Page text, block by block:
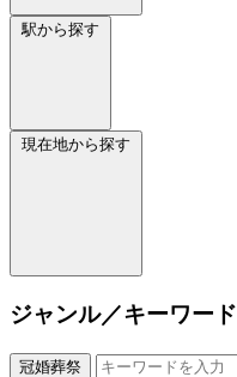
駅から探す
現在地から探す
ジャンル／キーワード
冠婚葬祭